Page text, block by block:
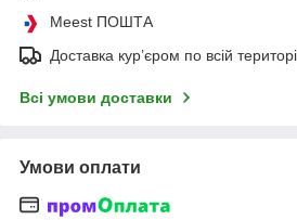
Meest ПОШТА
Доставка кур’єром по всій
Всі умови доставки
Умови оплати